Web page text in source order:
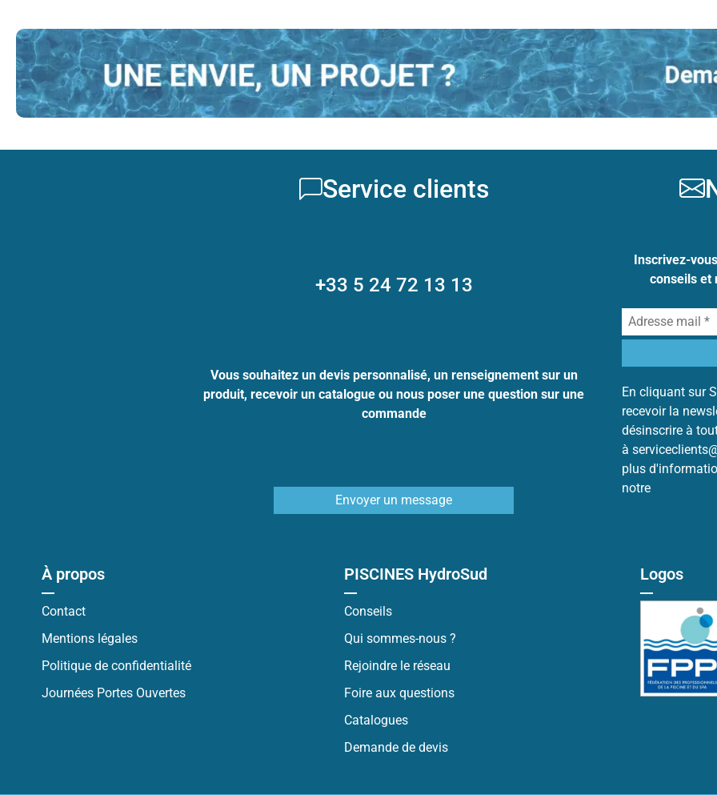
Service clients
+33 5 24 72 13 13
Vous souhaitez un devis personnalisé, un renseignement sur un
produit, recevoir un catalogue ou nous poser une question sur une
commande
Envoyer un message
Inscrivez-vous
conseils et
En cliquant sur
recevoir la
désinscrire à
à
plus
notre
À propos
Contact
Mentions légales
Politique de confidentialité
Journées Portes Ouvertes
PISCINES HydroSud
Conseils
Qui sommes-nous ?
Rejoindre le réseau
Foire aux questions
Catalogues
Demande de devis
Logos